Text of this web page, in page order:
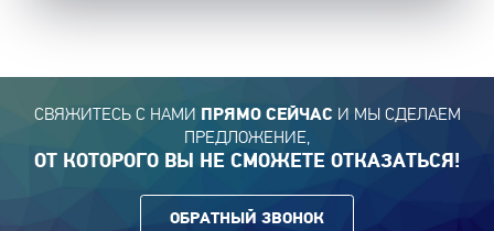
СВЯЖИТЕСЬ С НАМИ ПРЯМО СЕЙЧАС И МЫ СДЕЛАЕМ
ПРЕДЛОЖЕНИЕ,
ОТ КОТОРОГО ВЫ НЕ СМОЖЕТЕ ОТКАЗАТЬСЯ!
ОБРАТНЫЙ ЗВОНОК